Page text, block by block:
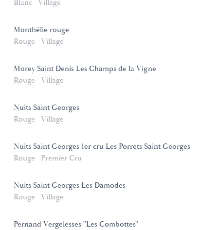
Blanc
Village
Monthélie rouge
Rouge
Village
Morey Saint Denis Les Champs de la Vigne
Rouge
Village
Nuits Saint Georges
Rouge
Village
Nuits Saint Georges 1er cru Les Porrets Saint Georges
Rouge
Premier Cru
Nuits Saint Georges Les Damodes
Rouge
Village
Pernand Vergelesses "Les Combottes"